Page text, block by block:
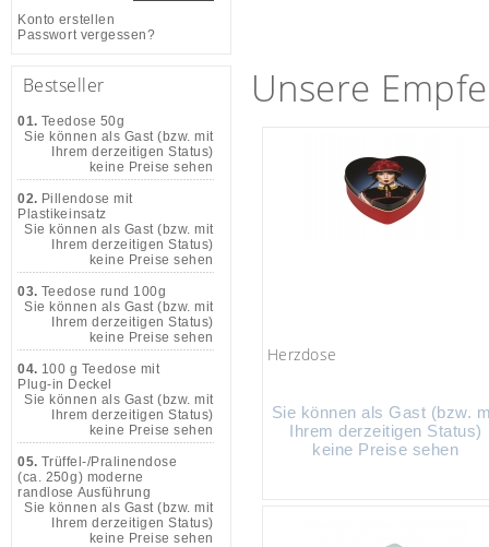
Unsere
Herzdose
Sie können als Gast (bzw.
Ihrem derzeitigen Status)
keine Preise sehen
Konto erstellen
Passwort vergessen?
Bestseller
01. Teedose 50g
Sie können als Gast (bzw. mit
Ihrem derzeitigen Status)
keine Preise sehen
02. Pillendose mit
Plastikeinsatz
Sie können als Gast (bzw. mit
Ihrem derzeitigen Status)
keine Preise sehen
03. Teedose rund 100g
Sie können als Gast (bzw. mit
Ihrem derzeitigen Status)
keine Preise sehen
04. 100 g Teedose mit
Plug-in Deckel
Sie können als Gast (bzw. mit
Ihrem derzeitigen Status)
keine Preise sehen
05. Trüffel-/Pralinendose
(ca. 250g) moderne
randlose Ausführung
Sie können als Gast (bzw. mit
Ihrem derzeitigen Status)
keine Preise sehen